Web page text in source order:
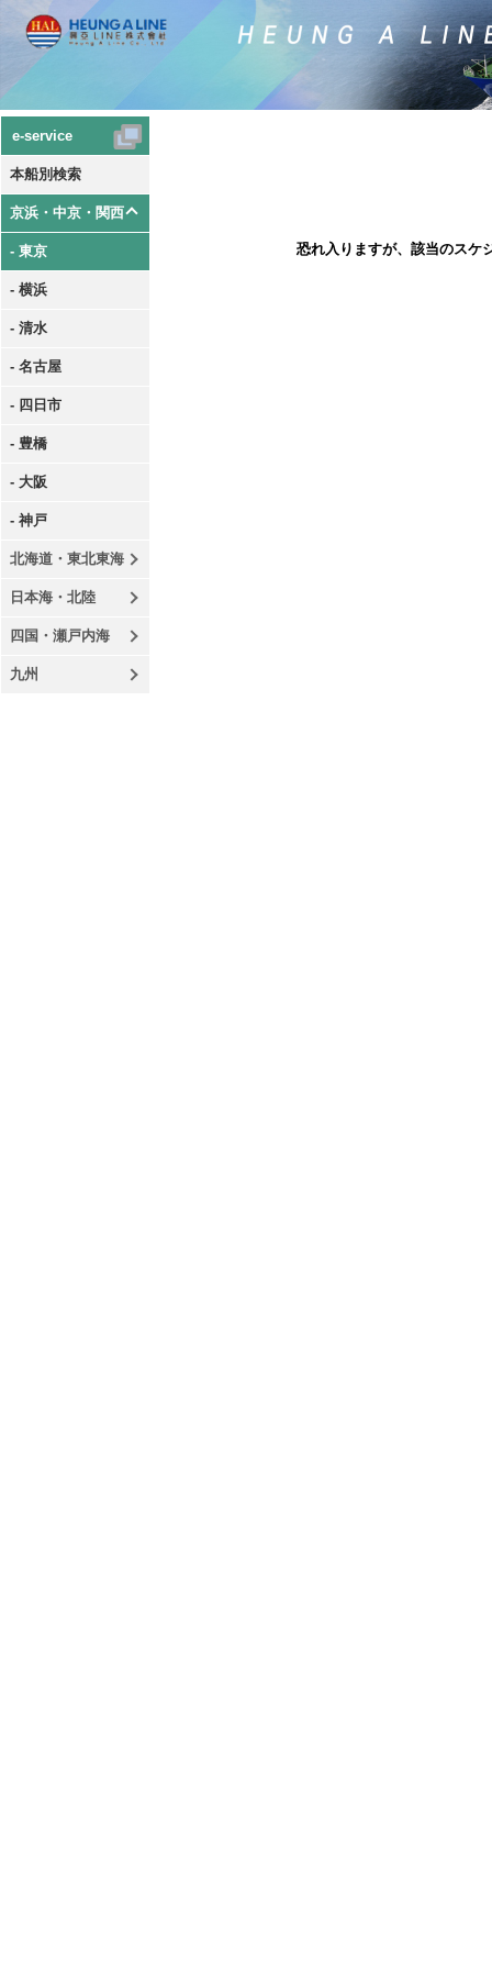
e-service
本船別検索
京浜・中京・関西
- 東京
- 横浜
- 清水
- 名古屋
- 四日市
- 豊橋
- 大阪
- 神戸
北海道・東北東海
日本海・北陸
四国・瀬戸内海
九州
恐れ入りますが、該当のスケ